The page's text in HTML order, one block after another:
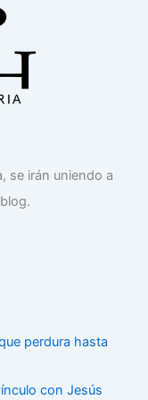
se irán uniendo a
perdura hasta
con Jesús